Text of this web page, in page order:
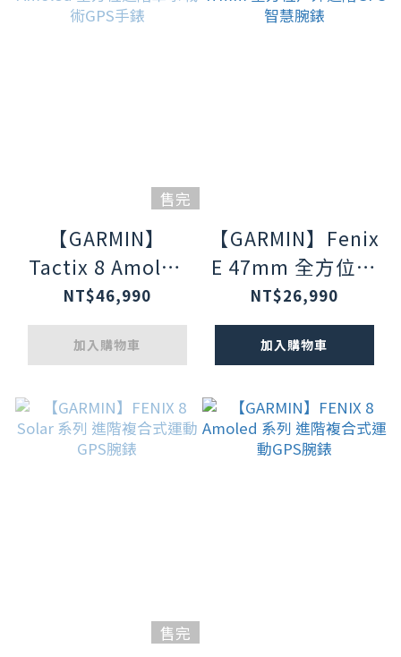
售完
【GARMIN】
Tactix 8 Amoled
全方位進階軍事戰
術GPS手錶
NT$46,990
加入購物車
【GARMIN】Fenix
E 47mm 全方位戶
外進階GPS智慧腕
錶
NT$26,990
加入購物車
售完